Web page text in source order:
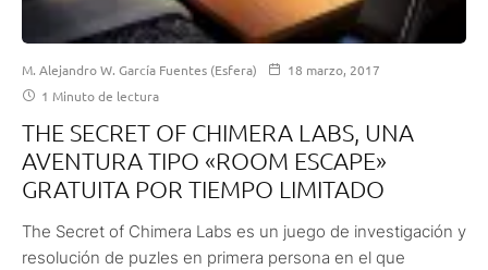
M. Alejandro W. García Fuentes (Esfera)
18 marzo, 2017
1 Minuto de lectura
THE SECRET OF CHIMERA LABS, UNA
AVENTURA TIPO «ROOM ESCAPE»
GRATUITA POR TIEMPO LIMITADO
The Secret of Chimera Labs es un juego de investigación y
resolución de puzles en primera persona en el que